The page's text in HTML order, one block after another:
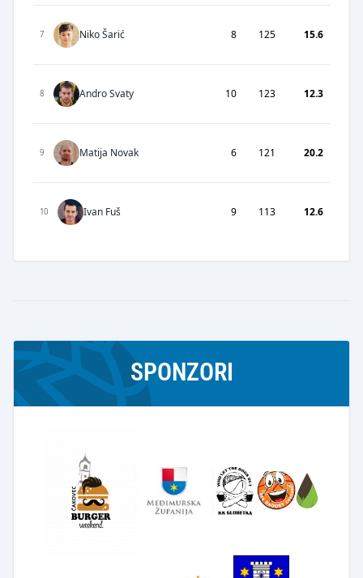
7 Niko Šarić 8 125 15.6
8 Andro Svaty 10 123 12.3
9 Matija Novak 6 121 20.2
10 Ivan Fuš 9 113 12.6
SPONZORI